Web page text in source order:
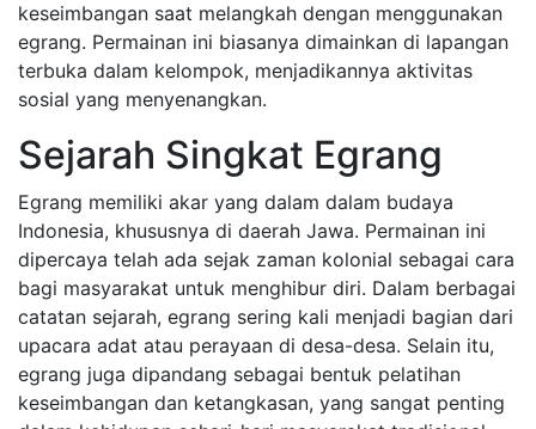
keseimbangan saat melangkah dengan menggunakan
egrang. Permainan ini biasanya dimainkan di lapangan
terbuka dalam kelompok, menjadikannya aktivitas
sosial yang menyenangkan.
Sejarah Singkat Egrang
Egrang memiliki akar yang dalam dalam budaya
Indonesia, khususnya di daerah Jawa. Permainan ini
dipercaya telah ada sejak zaman kolonial sebagai cara
bagi masyarakat untuk menghibur diri. Dalam berbagai
catatan sejarah, egrang sering kali menjadi bagian dari
upacara adat atau perayaan di desa-desa. Selain itu,
egrang juga dipandang sebagai bentuk pelatihan
keseimbangan dan ketangkasan, yang sangat penting